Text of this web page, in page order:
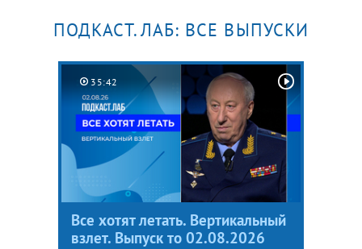
ПОДКАСТ.ЛАБ: ВСЕ ВЫПУСКИ
35:42
Все хотят летать. Вертикальный
взлет. Выпуск то 02.08.2026